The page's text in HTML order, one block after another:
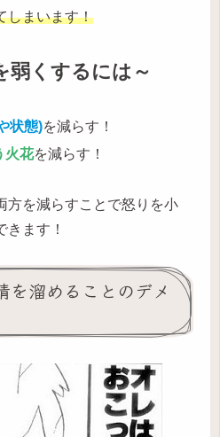
しまいます！
弱くするには～
状態)を減らす！
火花を減らす！
方を減らすことで怒りを小
きます！
を溜めることのデメ